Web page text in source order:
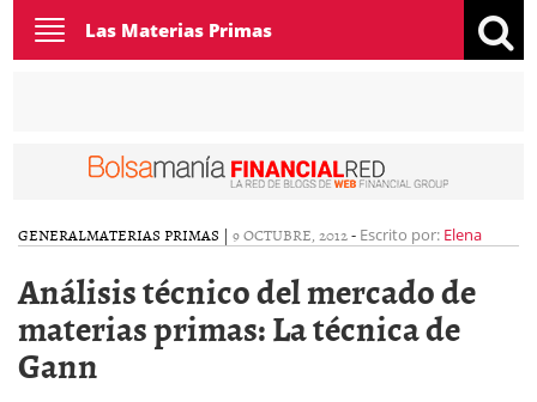
Toggle
navigation
Las Materias Primas
GENERALMATERIAS PRIMAS | 9 OCTUBRE, 2012- Escrito por: Elena
Análisis técnico del mercado de
materias primas: La técnica de
Gann